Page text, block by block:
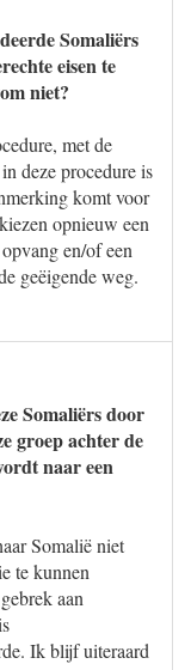
Somaliërs
eisen te
niet?
met de
deze procedure is
komt voor
opnieuw een
en/of een
geëigende weg.
Somaliërs door
groep achter de
naar een
Somalië niet
te kunnen
aan
Ik blijf uiteraard